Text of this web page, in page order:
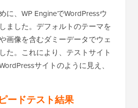
に、WP EngineでWordPressウ
ました。デフォルトのテーマを
画像を含むダミーデータでウェ
た。これにより、テストサイト
サイトのように見え、
ードテスト結果